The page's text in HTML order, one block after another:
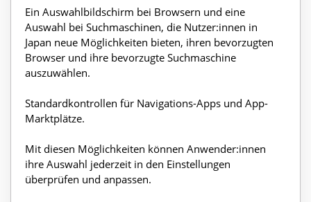
Ein Auswahlbildschirm bei Browsern und eine
Auswahl bei Suchmaschinen, die Nutzer:innen in
Japan neue Möglichkeiten bieten, ihren bevorzugten
Browser und ihre bevorzugte Suchmaschine
auszuwählen.
Standardkontrollen für Navigations-Apps und App-
Marktplätze.
Mit diesen Möglichkeiten können Anwender:innen
ihre Auswahl jederzeit in den Einstellungen
überprüfen und anpassen.